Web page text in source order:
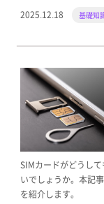
2025.12.18
基礎知
SIMカードがどうし
いでしょうか。本記
を紹介します。